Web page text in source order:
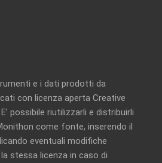
e i dati prodotti da
con licenza aperta Creative
E’ possibile riutilizzarli e distribuirli
come fonte, inserendo il
eventuali modifiche
stessa licenza in caso di